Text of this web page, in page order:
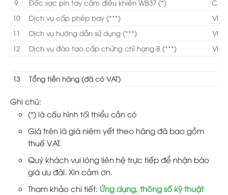
9 Đốc sạc pin tay cầm điều khiển WB37 (*)
CN
10
Dịch vụ cấp phép bay (***)
VN
11
Dịch vụ hướng dẫn sử dụng (***)
VN
12
Dịch vụ đào tạo cấp chứng chỉ hạng B (***) VN
13 Tổng tiền hàng (đã có VAT)
Ghi chú:
(*) là cấu hình tối thiểu cần có
Giá trên là giá niêm yết theo hãng đã bao gồm
thuế VAT.
Quý khách vui lòng liên hệ trực tiếp để nhận báo
giá ưu đãi. Xin cảm ơn.
Tham khảo chi tiết: Ứng dụng, thông số kỹ thuật